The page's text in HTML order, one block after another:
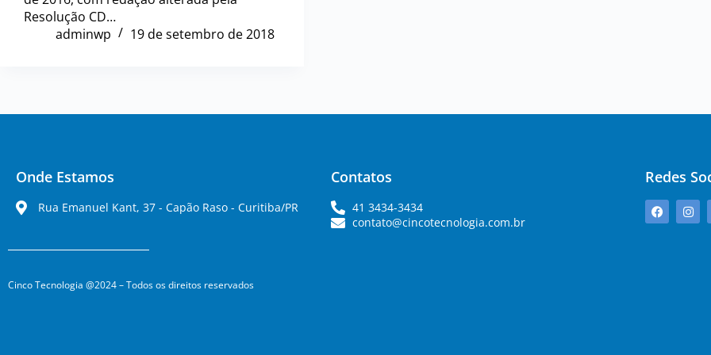
Resolução CD…
adminwp
19 de setembro de 2018
Onde Estamos
Rua Emanuel Kant, 37 - Capão Raso - Curitiba/PR
Contatos
41 3434-3434
contato@cincotecnologia.com.br
Redes
Cinco Tecnologia @2024 – Todos os direitos reservados